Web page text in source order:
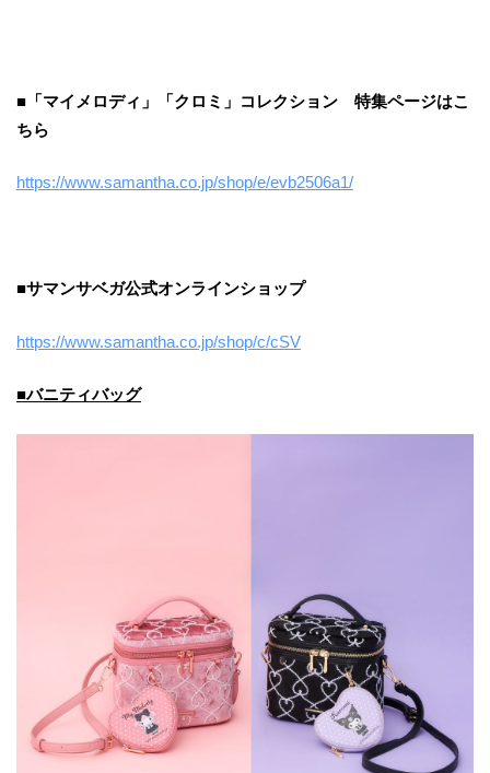
■「マイメロディ」「クロミ」コレクション 特集ページはこ
ちら
https://www.samantha.co.jp/shop/e/evb2506a1/
■サマンサベガ公式オンラインショップ
https://www.samantha.co.jp/shop/c/cSV
■バニティバッグ